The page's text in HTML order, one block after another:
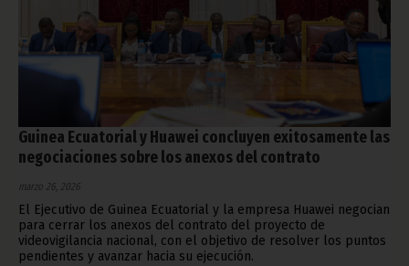
Guinea Ecuatorial y Huawei concluyen exitosamente las
negociaciones sobre los anexos del contrato
marzo 26, 2026
El Ejecutivo de Guinea Ecuatorial y la empresa Huawei negocian
para cerrar los anexos del contrato del proyecto de
videovigilancia nacional, con el objetivo de resolver los puntos
pendientes y avanzar hacia su ejecución.